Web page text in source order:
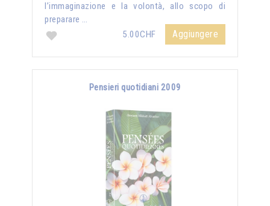
l’immaginazione e la volontà, allo scopo di
preparare …
5.00CHF
Aggiungere
Pensieri quotidiani 2009